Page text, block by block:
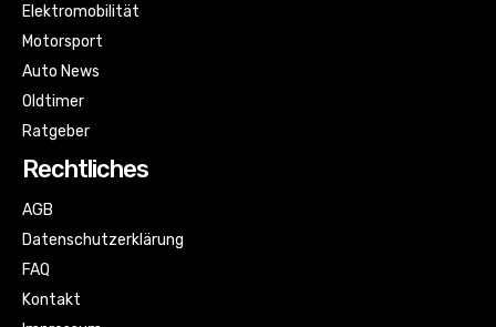
Elektromobilität
Motorsport
Auto News
Oldtimer
Ratgeber
Rechtliches
AGB
Datenschutzerklärung
FAQ
Kontakt